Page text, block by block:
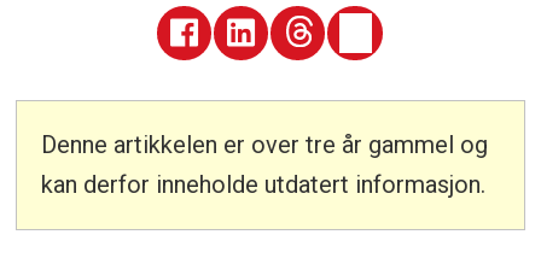
Denne artikkelen er over tre år gammel og
kan derfor inneholde utdatert informasjon.